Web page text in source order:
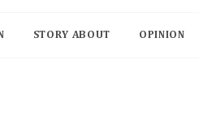
STORY ABOUT OPINION